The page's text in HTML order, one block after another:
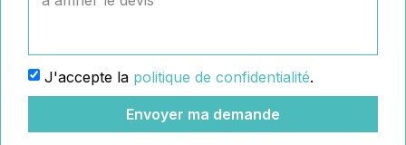
J'accepte la politique de confidentialité.
Envoyer ma demande